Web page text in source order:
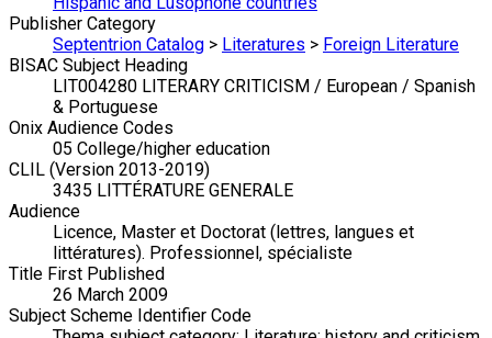
Publisher Category
Septentrion Catalog > Literatures > Foreign Literature
BISAC Subject Heading
LIT004280 LITERARY CRITICISM / European / Spanish
& Portuguese
Onix Audience Codes
05 College/higher education
CLIL (Version 2013-2019)
3435 LITTÉRATURE GENERALE
Audience
Licence, Master et Doctorat (lettres, langues et
littératures). Professionnel, spécialiste
Title First Published
26 March 2009
Subject Scheme Identifier Code